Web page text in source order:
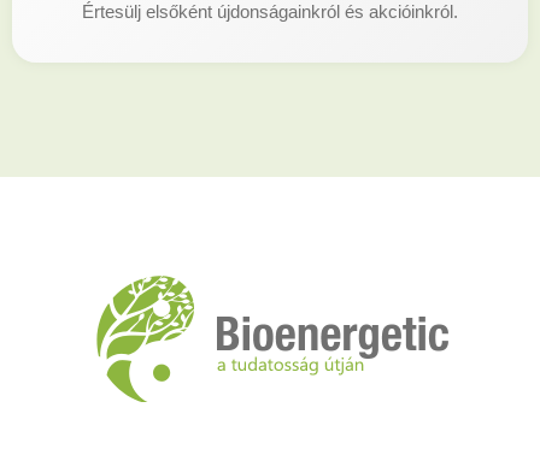
Értesülj elsőként újdonságainkról és akcióinkról.